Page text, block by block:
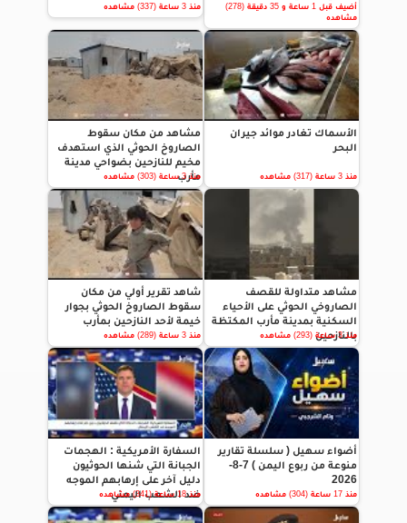
أضيف قبل 1 ساعة و 35 دقيقة (278)
مشاهده
منذ 3 ساعة (337) مشاهده
الأسماك تغادر موائد جيران
البحر
منذ 3 ساعة (317) مشاهده
مشاهد من مكان سقوط
الصاروخ الحوثي الذي استهدف
مخيم للنازحين بضواحي مدينة
مأرب
منذ 3 ساعة (303) مشاهده
مشاهد متداولة للقصف
الصاروخي الحوثي على الأحياء
السكنية بمدينة مأرب المكتظة
بالنازحين
منذ 3 ساعة (293) مشاهده
شاهد تقرير أولي من مكان
سقوط الصاروخ الحوثي بجوار
خيمة لأحد النازحين بمأرب
منذ 3 ساعة (289) مشاهده
أضواء سهيل ( سلسلة تقارير
منوعة من ربوع اليمن ) 7-8-
2026
منذ 17 ساعة (304) مشاهده
السفارة الأمريكية : الهجمات
الجبانة التي شنها الحوثيون
دليل آخر على إرهابهم الموجه
ضد الشعب اليمني
منذ 18 ساعة (341) مشاهده